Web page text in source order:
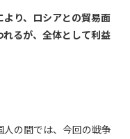
り、ロシアとの貿易面
るが、全体として利益
の間では、今回の戦争